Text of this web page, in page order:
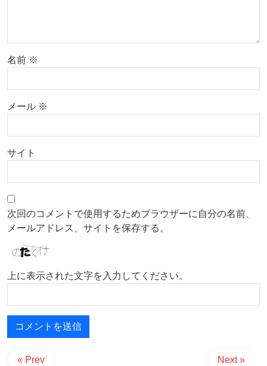
名前 ※
メール ※
サイト
次回のコメントで使用するためブラウザーに自分の名前、
メールアドレス、サイトを保存する。
上に表示された文字を入力してください。
« Prev Next »